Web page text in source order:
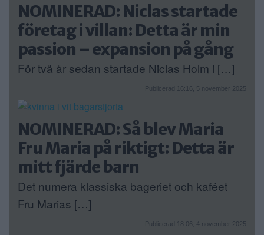
NOMINERAD: Niclas startade
företag i villan: Detta är min
passion – expansion på gång
För två år sedan startade Niclas Holm i […]
Publicerad 16:16, 5 november 2025
NOMINERAD: Så blev Maria
Fru Maria på riktigt: Detta är
mitt fjärde barn
Det numera klassiska bageriet och kaféet
Fru Marias […]
Publicerad 18:06, 4 november 2025